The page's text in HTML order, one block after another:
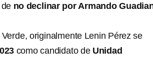
de no declinar por Armando
originalmente Lenin Pérez se
como candidato de Unidad